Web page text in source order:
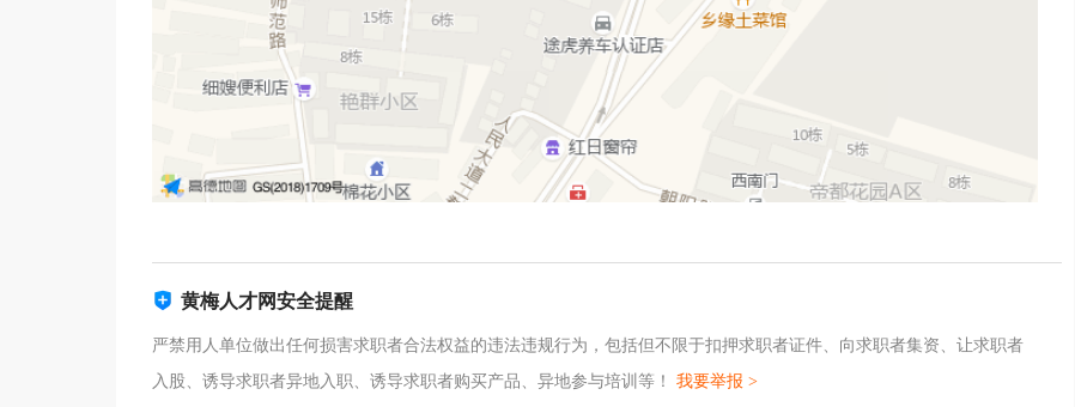
黄梅人才网安全提醒
严禁用人单位做出任何损害求职者合法权益的违法违规行为，包括但不限于扣押求职者证件、向求职者集资、让求职者
入股、诱导求职者异地入职、诱导求职者购买产品、异地参与培训等！ 我要举报 >